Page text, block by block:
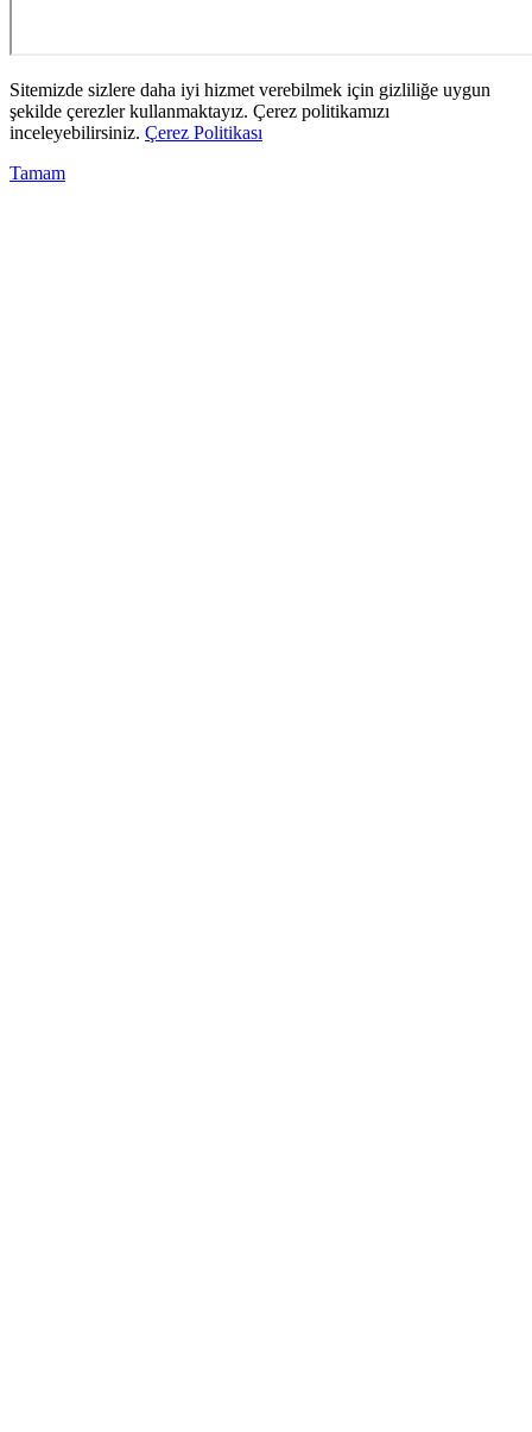
Sitemizde sizlere daha iyi hizmet verebilmek için gizliliğe uygun
şekilde çerezler kullanmaktayız. Çerez politikamızı
inceleyebilirsiniz. Çerez Politikası
Tamam